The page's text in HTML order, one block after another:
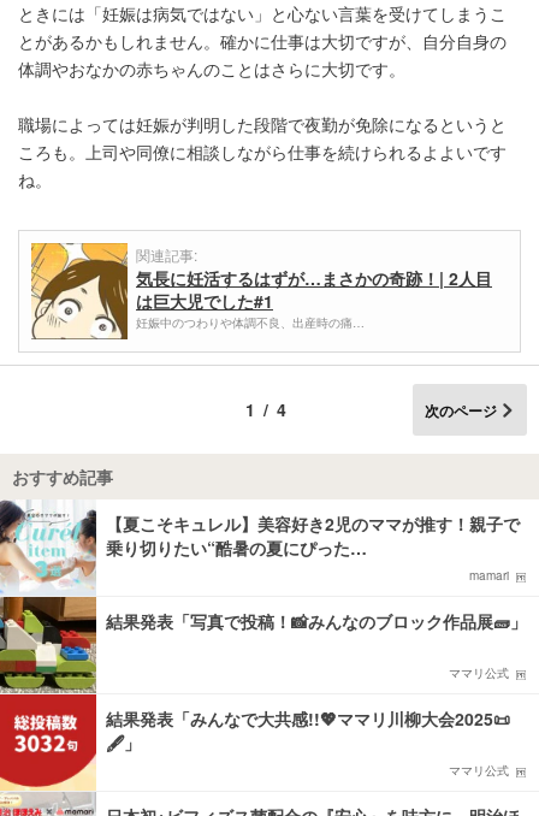
ときには「妊娠は病気ではない」と心ない言葉を受けてしまうこ
とがあるかもしれません。確かに仕事は大切ですが、自分自身の
体調やおなかの赤ちゃんのことはさらに大切です。
職場によっては妊娠が判明した段階で夜勤が免除になるというと
ころも。上司や同僚に相談しながら仕事を続けられるよよいです
ね。
関連記事:
気長に妊活するはずが…まさかの奇跡！| 2人目
は巨大児でした#1
妊娠中のつわりや体調不良、出産時の痛…
1/4 次のページ
おすすめ記事
【夏こそキュレル】美容好き2児のママが推す！親子で
乗り切りたい“酷暑の夏にぴった…
mamari
結果発表「写真で投稿！📸みんなのブロック作品展🧱」
ママリ公式
結果発表「みんなで大共感!!💖ママリ川柳大会2025📜
🖋️」
ママリ公式